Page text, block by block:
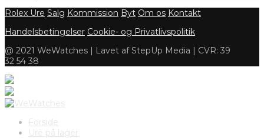
Rolex Ure Salg Kommission Byt Om os Kontakt
Handelsbetingelser Cookie- og Privatlivspolitik
@ 2021 WeWatches | Lavet af StepUp Media | CVR: 39
32 54 38
Forside
Ure på lager